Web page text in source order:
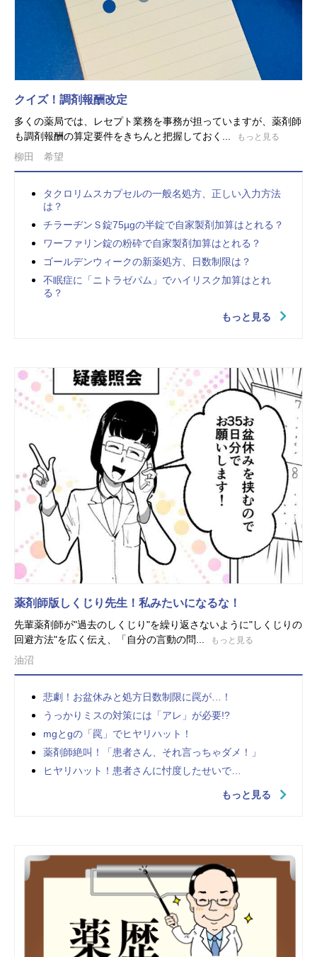
クイズ！調剤報酬改定
多くの薬局では、レセプト業務を事務が担っていますが、薬剤師
も調剤報酬の算定要件をきちんと把握しておく...
もっと見る
柳田 希望
タクロリムスカプセルの一般名処方、正しい入力方法
は？
チラーヂンＳ錠75µgの半錠で自家製剤加算はとれる？
ワーファリン錠の粉砕で自家製剤加算はとれる？
ゴールデンウィークの新薬処方、日数制限は？
不眠症に「ニトラゼパム」でハイリスク加算はとれ
る？
もっと見る
薬剤師版しくじり先生！私みたいになるな！
先輩薬剤師が"過去のしくじり"を繰り返さないように"しくじりの
回避方法"を広く伝え、「自分の言動の問...
もっと見る
油沼
悲劇！お盆休みと処方日数制限に罠が…！
うっかりミスの対策には「アレ」が必要!?
mgとgの「罠」でヒヤリハット！
薬剤師絶叫！「患者さん、それ言っちゃダメ！」
ヒヤリハット！患者さんに忖度したせいで…
もっと見る